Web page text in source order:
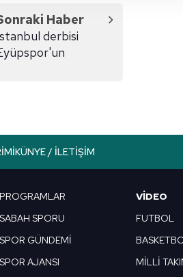
açık rızanız dahilinde
belirleyebilirsiniz. Çerezlere ilişkin
Haber
derbisi
KÜNYE / İLETIŞIM
PROGRAMLAR
SABAH SPORU
SPOR GÜNDEMİ
SPOR AJANSI
VIDEO
FUTBOL
MİLLİ